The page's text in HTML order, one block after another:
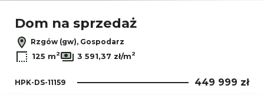
Dom na sprzedaż
Rzgów (gw), Gospodarz
125 m2 3 591,37 zł/m2
HPK-DS-11159 449 999 zł